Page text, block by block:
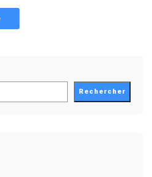
Rechercher